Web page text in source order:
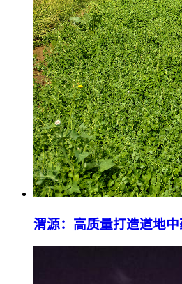
渭源：高质量打造道地